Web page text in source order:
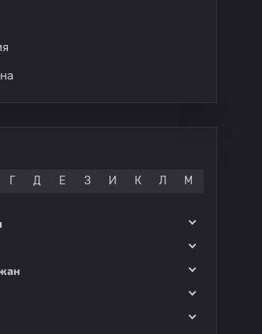
Г Д Е З И К Л М